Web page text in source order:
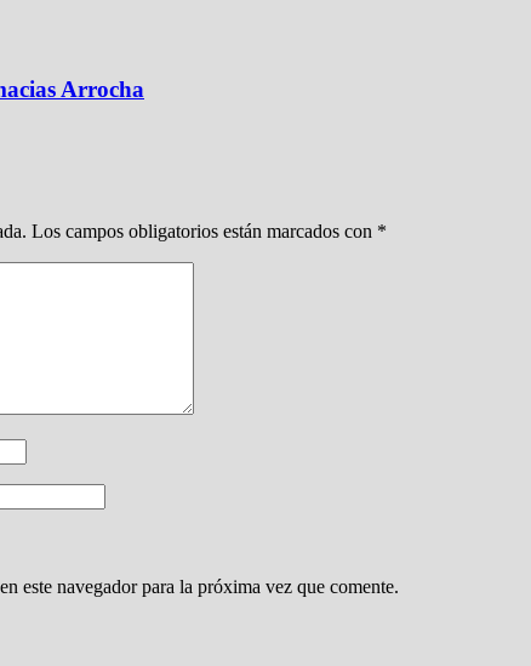
Arrocha
Los campos obligatorios están marcados con *
este navegador para la próxima vez que comente.